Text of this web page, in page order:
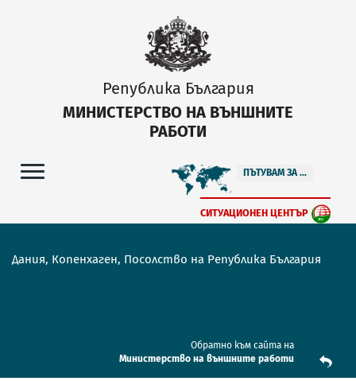
Република България
МИНИСТЕРСТВО НА ВЪНШНИТЕ
РАБОТИ
ПЪТУВАМ ЗА ...
СИТУАЦИОНЕН ЦЕНТЪР
Дания, Копенхаген, Посолство на Република България
Обратно към сайта на
Mинистерство на външните работи